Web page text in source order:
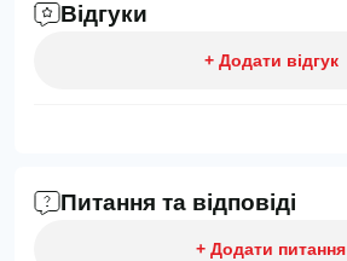
Відгуки
+ Додати відгук
Питання та відповіді
+ Додати питання